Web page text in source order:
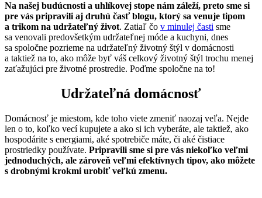
Na našej budúcnosti a uhlíkovej stope nám záleží, preto sme si
pre vás pripravili aj druhú časť blogu, ktorý sa venuje tipom
a trikom na udržateľný život. Zatiaľ čo v minulej časti sme
sa venovali predovšetkým udržateľnej móde a kuchyni, dnes
sa spoločne pozrieme na udržateľný životný štýl v domácnosti
a taktiež na to, ako môže byť váš celkový životný štýl trochu menej
zaťažujúci pre životné prostredie. Poďme spoločne na to!
Udržateľná domácnosť
Domácnosť je miestom, kde toho viete zmeniť naozaj veľa. Nejde
len o to, koľko vecí kupujete a ako si ich vyberáte, ale taktiež, ako
hospodárite s energiami, aké spotrebiče máte, či aké čistiace
prostriedky používate. Pripravili sme si pre vás niekoľko veľmi
jednoduchých, ale zároveň veľmi efektívnych tipov, ako môžete
s drobnými krokmi urobiť veľkú zmenu.